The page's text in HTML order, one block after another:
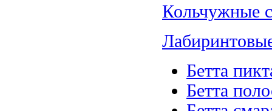
Кольчужные
Бетта
Бетта